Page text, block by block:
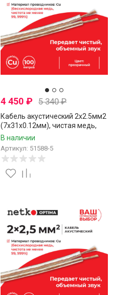
4 450₽ 5 340₽
Кабель акустический 2x2.5мм2
(7x31x0.12мм), чистая медь,
пластиковая катушка,
прозрачный, Netko, 5 метров
В наличии
Артикул: 51588-5